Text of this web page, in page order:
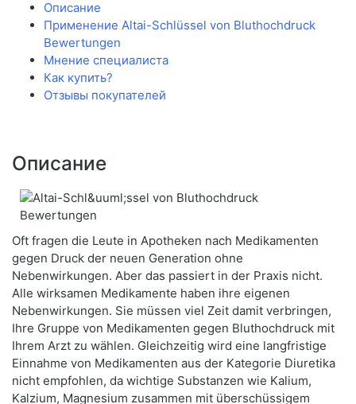
Описание
Применение Altai-Schlüssel von Bluthochdruck
Bewertungen
Мнение специалиста
Как купить?
Отзывы покупателей
Описание
Oft fragen die Leute in Apotheken nach Medikamenten
gegen Druck der neuen Generation ohne
Nebenwirkungen. Aber das passiert in der Praxis nicht.
Alle wirksamen Medikamente haben ihre eigenen
Nebenwirkungen. Sie müssen viel Zeit damit verbringen,
Ihre Gruppe von Medikamenten gegen Bluthochdruck mit
Ihrem Arzt zu wählen. Gleichzeitig wird eine langfristige
Einnahme von Medikamenten aus der Kategorie Diuretika
nicht empfohlen, da wichtige Substanzen wie Kalium,
Kalzium, Magnesium zusammen mit überschüssigem